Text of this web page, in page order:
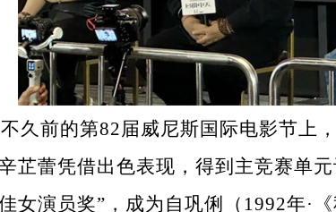
久前的第82届威尼斯国际电影节上
芷蕾凭借出色表现，得到主竞赛单
女演员奖”，成为自巩俐（1992年·